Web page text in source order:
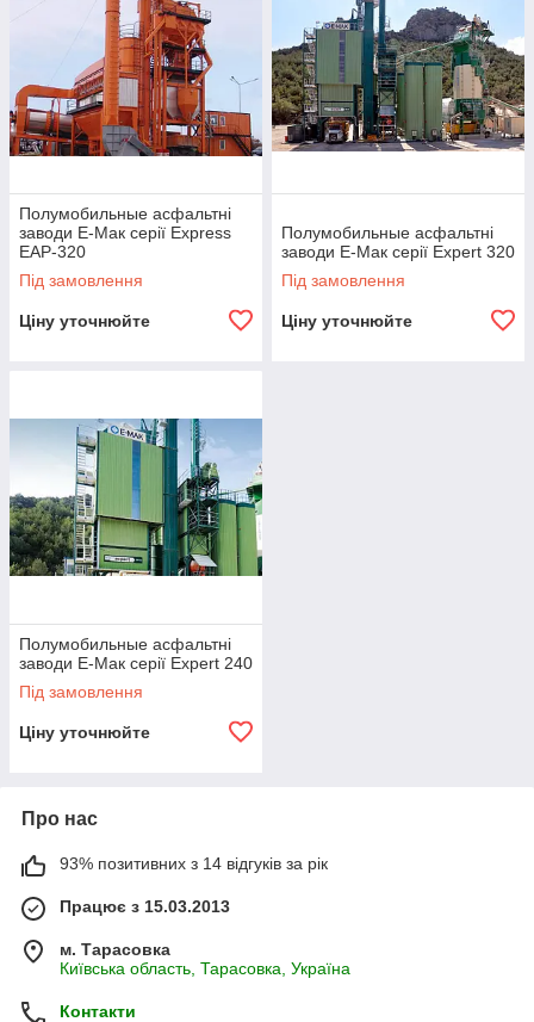
Полумобильные асфальтні
заводи Е-Мак серії Express
EAP-320
Під замовлення
Ціну уточнюйте
Полумобильные асфальтні
заводи Е-Мак серії Expert 320
Під замовлення
Ціну уточнюйте
Полумобильные асфальтні
заводи Е-Мак серії Expert 240
Під замовлення
Ціну уточнюйте
Про нас
93% позитивних з 14 відгуків за рік
Працює з 15.03.2013
м. Тарасовка
Київська область, Тарасовка, Україна
Контакти